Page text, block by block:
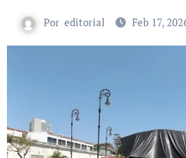
Por editorial Feb 17,